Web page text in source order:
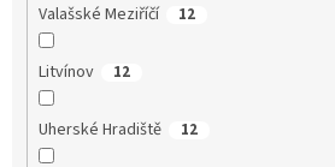
Valašské Meziříčí 12
Litvínov 12
Uherské Hradiště 12